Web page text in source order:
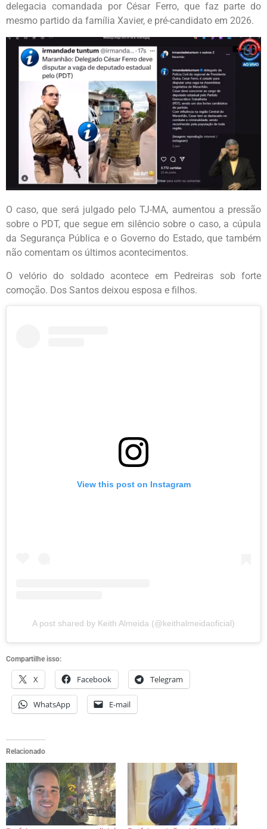
delegacia comandada por César Ferro, que faz parte do
mesmo partido da família Xavier, e pré-candidato em 2026.
O caso, que será julgado pelo TJ-MA, aumentou a pressão
sobre o PDT, que segue em silêncio sobre o caso, a cúpula
da Segurança Pública e o Governo do Estado, que também
não comentam os últimos acontecimentos.
O velório do soldado acontece em Pedreiras sob forte
comoção. Dos Santos deixou esposa e filhos.
View this post on Instagram
A post shared by Keith Almeida (@keithalmeidaoficial)
Compartilhe isso:
X Facebook Telegram
WhatsApp E-mail
Relacionado